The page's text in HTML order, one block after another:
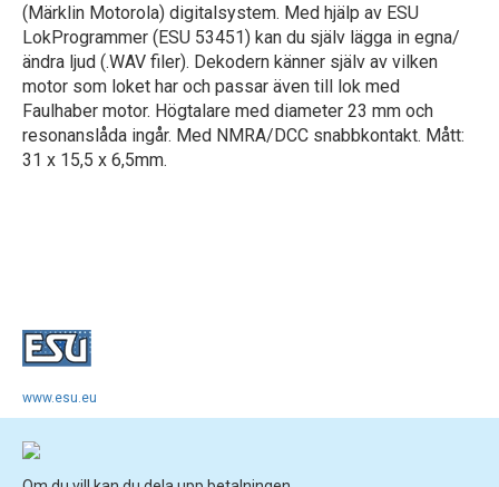
(Märklin Motorola) digitalsystem. Med hjälp av ESU
LokProgrammer (ESU 53451) kan du själv lägga in egna/
ändra ljud (.WAV filer). Dekodern känner själv av vilken
motor som loket har och passar även till lok med
Faulhaber motor. Högtalare med diameter 23 mm och
resonanslåda ingår. Med NMRA/DCC snabbkontakt. Mått:
31 x 15,5 x 6,5mm.
www.esu.eu